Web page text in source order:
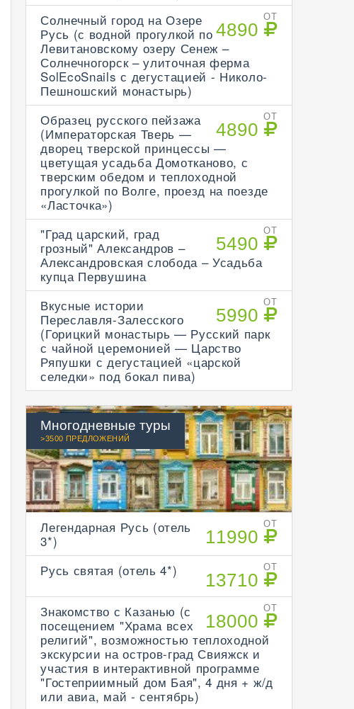
ОТ
4890
Солнечный город на Озере
Русь (с водной прогулкой по
Левитановскому озеру Сенеж –
Солнечногорск – улиточная ферма
SolEcoSnails с дегустацией - Николо-
Пешношский монастырь)
ОТ
4890
Образец русского пейзажа
(Императорская Тверь —
дворец тверской принцессы —
цветущая усадьба Домотканово, с
тверским обедом и теплоходной
прогулкой по Волге, проезд на поезде
«Ласточка»)
ОТ
5490
"Град царский, град
грозный" Александров –
Александровская слобода – Усадьба
купца Первушина
ОТ
5990
Вкусные истории
Переславля-Залесского
(Горицкий монастырь — Русский парк
с чайной церемонией — Царство
Ряпушки с дегустацией «царской
селедки» под бокал пива)
Многодневные туры
>3500 ПРЕДЛОЖЕНИЙ
ОТ
11990
Легендарная Русь (отель
3*)
ОТ
13710
Русь святая (отель 4*)
ОТ
18000
Знакомство с Казанью (с
посещением "Храма всех
религий", возможностью теплоходной
экскурсии на остров-град Свияжск и
участия в интерактивной программе
"Гостеприимный дом Бая", 4 дня + ж/д
или авиа, май - сентябрь)